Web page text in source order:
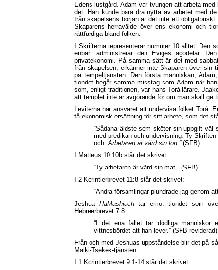
Edens lustgård. Adam var tvungen att arbeta
det. Han kunde bara dra nytta av arbetet med
från skapelsens början är det inte ett
Skaparens herravälde över ens ekonomi och
rättfärdiga bland folken.
I Skrifterna representerar nummer 10 alltet. Den
enbart administrerar den Eviges ägodelar.
privatekonomi. På samma sätt är det med
från skapelsen, erkänner inte Skaparen över sin
på tempeltjänsten. Den första människan,
tiondet begår samma misstag som Adam när
som, enligt traditionen, var hans Torá-lärare.
att templet inte är avgörande för om man skall ge
Leviterna har ansvaret att undervisa folket Torá.
få ekonomisk ersättning för sitt arbete, som det
“Sådana äldste som sköter sin uppgift väl
med predikan och undervisning. Ty
och:Arbetaren är värd sin lön.” (SFB)
I Matteus 10:10b står det skrivet:
“Ty arbetaren är värd sin mat.” (SFB)
I 2 Korintierbrevet 11:8 står det skrivet:
“Andra församlingar plundrade jag genom
Jeshua HaMashiachtar emot tiondet som
Hebreerbrevet 7:8
“I det ena fallet tar dödliga
vittnesbördet att han lever.” (SFB reviderad)
Från och med Jeshuas uppståndelse blir det på
Malki-Tsekek-tjänsten.
I 1 Korintierbrevet 9:1-14 står det skrivet: